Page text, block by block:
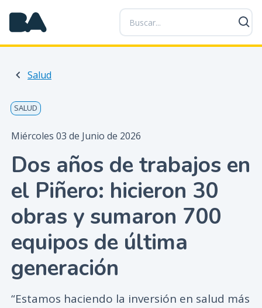
P
a
s
a
n
e
n
i
o
p
r
i
Salud
SALUD
Miércoles 03 de Junio de 2026
Dos años de trabajos en
el Piñero: hicieron 30
obras y sumaron 700
equipos de última
generación
“Estamos haciendo la inversión en salud más